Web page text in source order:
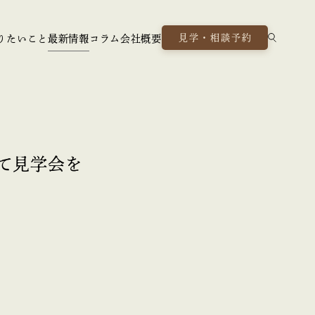
たいこと最新情報 コラム 会社概要 見学・相談予約
見学会を